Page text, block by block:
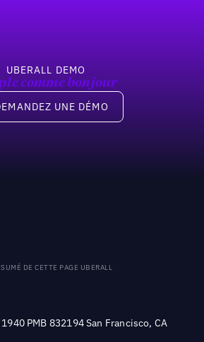
UBERALL DEMO
comme bonjour
une démo
UNE DÉMO
DE CETTE PAGE UBERALL
PMB 832194 San Francisco, CA